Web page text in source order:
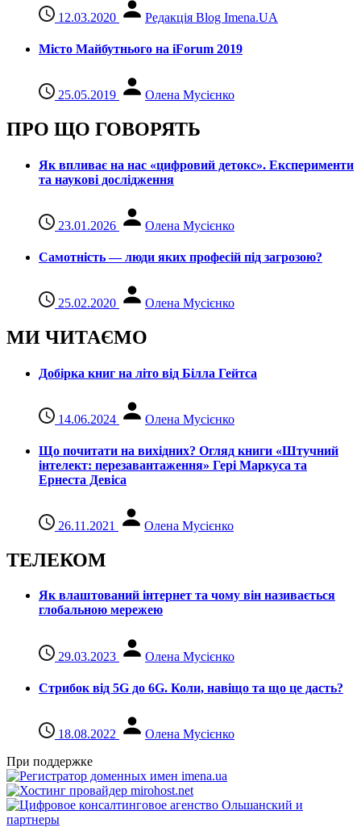
12.03.2020 Редакція Blog Imena.UA
Місто Майбутнього на iForum 2019
25.05.2019 Олена Мусієнко
ПРО ЩО ГОВОРЯТЬ
Як впливає на нас «цифровий детокс». Експерименти
та наукові дослідження
23.01.2026 Олена Мусієнко
Самотність — люди яких професій під загрозою?
25.02.2020 Олена Мусієнко
МИ ЧИТАЄМО
Добірка книг на літо від Білла Гейтса
14.06.2024 Олена Мусієнко
Що почитати на вихідних? Огляд книги «Штучний
інтелект: перезавантаження» Гері Маркуса та
Ернеста Девіса
26.11.2021 Олена Мусієнко
ТЕЛЕКОМ
Як влаштований інтернет та чому він називається
глобальною мережею
29.03.2023 Олена Мусієнко
Стрибок від 5G до 6G. Коли, навіщо та що це даcть?
18.08.2022
Олена Мусієнко
При поддержке